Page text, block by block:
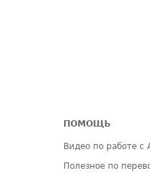
ПОМОЩЬ
Видео по работе с
Полезное по